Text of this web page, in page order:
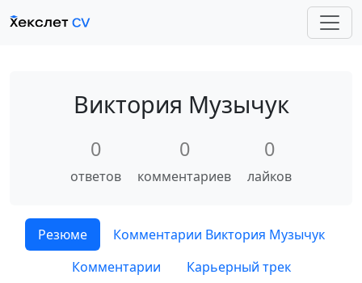
Виктория Музычук
0
ответов
0
комментариев
0
лайков
Резюме
Комментарии Виктория Музычук
Комментарии
Карьерный трек